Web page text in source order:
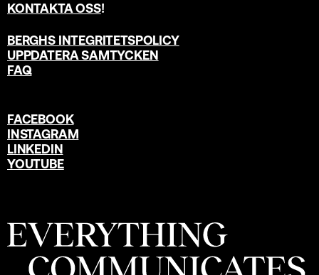
KONTAKTA OSS!
BERGHS INTEGRITETSPOLICY
UPPDATERA SAMTYCKEN
FAQ
FACEBOOK
INSTAGRAM
LINKEDIN
YOUTUBE